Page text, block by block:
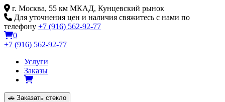
Skip
to
content
г. Москва, 55 км МКАД, Кунцевский рынок
Для уточнения цен и наличия свяжитесь с нами по
телефону +7 (916) 562-92-77
0
+7 (916) 562-92-77
Услуги
Заказы
🚗 Заказать стекло